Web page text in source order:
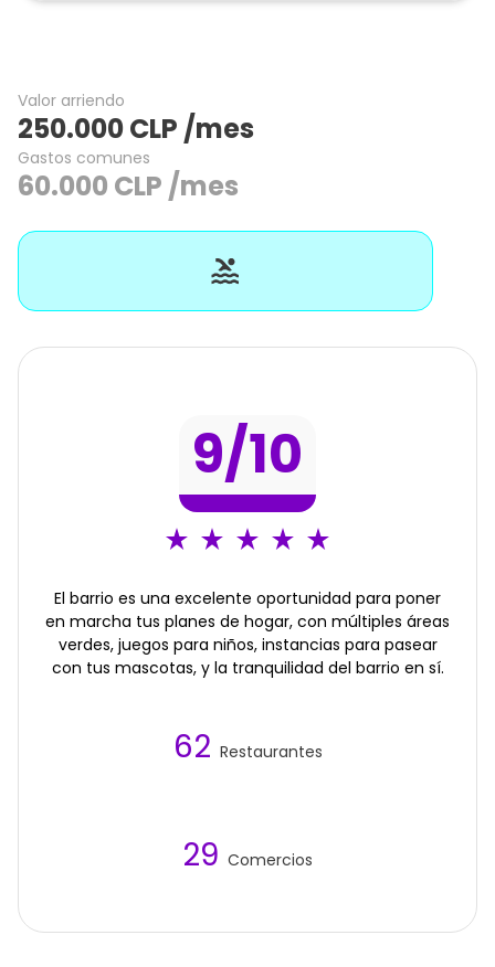
Valor arriendo
250.000CLP /mes
Gastos comunes
60.000 CLP /mes
9/10
El barrio es una excelente oportunidad para poner
en marcha tus planes de hogar, con múltiples áreas
verdes, juegos para niños, instancias para pasear
con tus mascotas, y la tranquilidad del barrio en sí.
62 Restaurantes
29 Comercios